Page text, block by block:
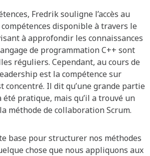
Fredrik souligne l’accès au
disponible à travers le
à approfondir les connaissances
de programmation C++ sont
réguliers. Cependant, au cours de
est la compétence sur
concentré. Il dit qu’une grande partie
été pratique, mais qu’il a trouvé un
méthode de collaboration Scrum.
base pour structurer nos méthodes
chose que nous appliquons aux